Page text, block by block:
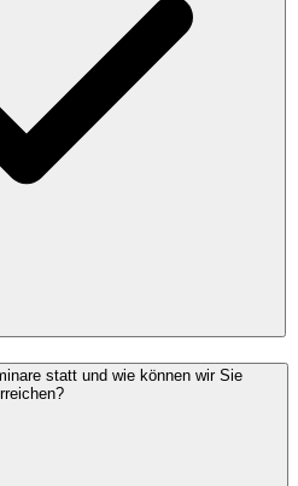
statt und wie können wir Sie